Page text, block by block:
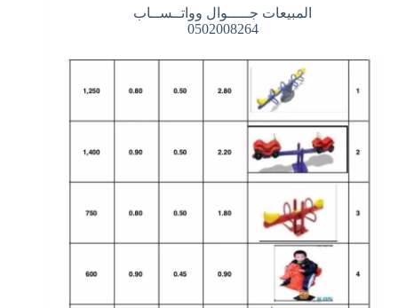
المبيعات جـــــوال وواتــســاب
0502008264